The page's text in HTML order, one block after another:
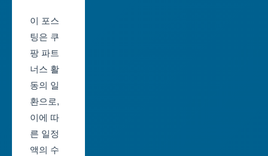
광
역
시
세
종
특
일
정
부
산
제
이 포스
팅은 쿠
팡 파트
너스 활
동의 일
환으로,
이에 따
른 일정
액의 수